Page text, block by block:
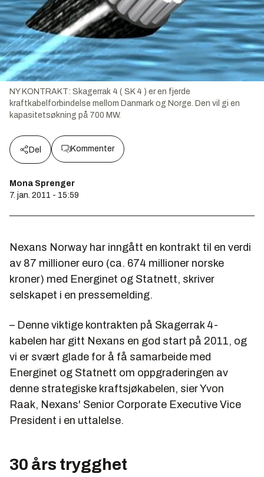
NY KONTRAKT: Skagerrak 4 ( SK 4 ) er en fjerde
kraftkabelforbindelse mellom Danmark og Norge. Den vil gi en
kapasitetsøkning på 700 MW.
Del Kommenter
Mona Sprenger
7. jan. 2011 - 15:59
Nexans Norway har inngått en kontrakt til en verdi
av 87 millioner euro (ca. 674 millioner norske
kroner) med Energinet og Statnett, skriver
selskapet i en pressemelding.
– Denne viktige kontrakten på Skagerrak 4-
kabelen har gitt Nexans en god start på 2011, og
vi er svært glade for å få samarbeide med
Energinet og Statnett om oppgraderingen av
denne strategiske kraftsjøkabelen, sier Yvon
Raak, Nexans' Senior Corporate Executive Vice
President i en uttalelse.
30 års trygghet